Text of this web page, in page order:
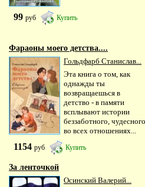
99 руб Купить
Фараоны моего детства....
Гольдфарб Станислав...
Эта книга о том, как
однажды ты
возвращаешься в
детство - в памяти
всплывают истории
беззаботного, чудесного
во всех отношениях...
1154 руб Купить
За ленточкой
Осинский Валерий...